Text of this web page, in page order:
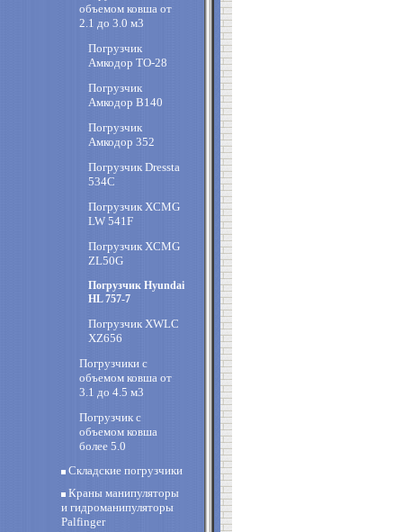
объемом ковша от
2.1 до 3.0 м3
Погрузчик
Амкодор TO-28
Погрузчик
Амкодор B140
Погрузчик
Амкодор 352
Погрузчик Dressta
534C
Погрузчик XCMG
LW 541F
Погрузчик XCMG
ZL50G
Погрузчик Hyundai
HL 757-7
Погрузчик XWLC
XZ656
Погрузчики с
объемом ковша от
3.1 до 4.5 м3
Погрузчик с
объемом ковша
более 5.0
Складские погрузчики
Краны манипуляторы
и гидроманипуляторы
Palfinger